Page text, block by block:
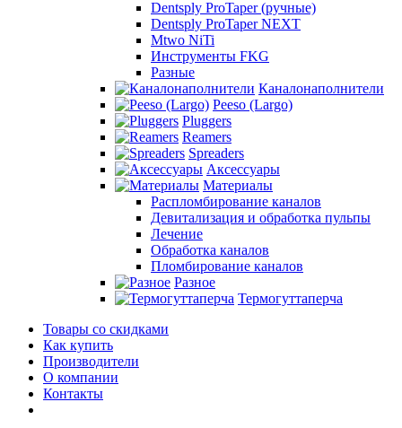
Dentsply ProTaper (ручные)
Dentsply ProTaper NEXT
Mtwo NiTi
Инструменты FKG
Разные
Каналонаполнители
Peeso (Largo)
Pluggers
Reamers
Spreaders
Аксессуары
Материалы
Распломбирование каналов
Девитализация и обработка пульпы
Лечение
Обработка каналов
Пломбирование каналов
Разное
Термогуттаперча
Товары со скидками
Как купить
Производители
О компании
Контакты